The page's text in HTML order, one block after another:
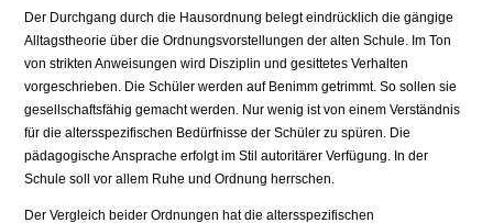
Der Durchgang durch die Hausordnung belegt eindrücklich die gängige
Alltagstheo­rie über die Ordnungsvorstellungen der alten Schule. Im Ton
von strikten Anweisun­gen wird Disziplin und gesittetes Verhalten
vorgeschrieben. Die Schüler werden auf Benimm getrimmt. So sollen sie
gesellschaftsfähig gemacht werden. Nur wenig ist von einem Verständnis
für die altersspezifischen Bedürfnisse der Schüler zu spüren. Die
pädagogische Ansprache erfolgt im Stil autoritärer Verfügung. In der
Schule soll vor allem Ruhe und Ordnung herrschen.
Der Vergleich beider Ordnungen hat die altersspezifischen